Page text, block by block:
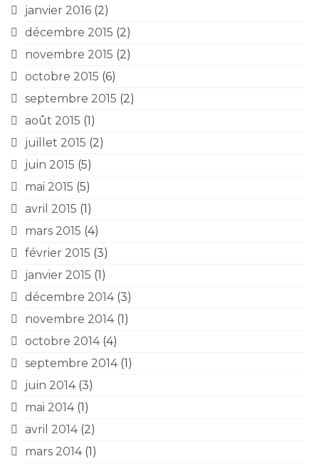
janvier 2016 (2)
décembre 2015 (2)
novembre 2015 (2)
octobre 2015 (6)
septembre 2015 (2)
août 2015 (1)
juillet 2015 (2)
juin 2015 (5)
mai 2015 (5)
avril 2015 (1)
mars 2015 (4)
février 2015 (3)
janvier 2015 (1)
décembre 2014(3)
novembre 2014(1)
octobre 2014(4)
septembre 2014(1)
juin 2014(3)
mai 2014(1)
avril 2014(2)
mars 2014(1)